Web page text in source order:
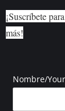
¡Suscríbete
más!
Nombre/